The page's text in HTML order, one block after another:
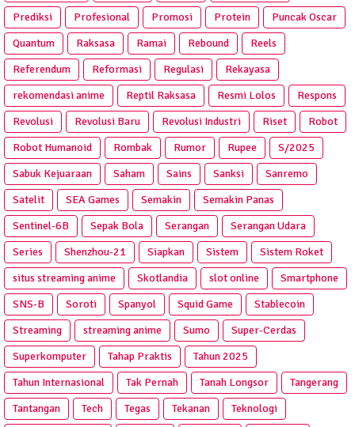
Prediksi
Profesional Promosi Protein
Puncak Oscar
Quantum
Raksasa Ramai Rebound
Reels
Referendum
Reformasi Regulasi
Rekayasa
rekomendasi anime
Reptil Raksasa Resmi Lolos
Respons
Revolusi
Revolusi Baru Revolusi Industri Riset
Robot
Robot Humanoid
Rombak Rumor Rupee
S/2025
Sabuk Kejuaraan
Saham Sains Sanksi
Sanremo
Satelit
SEA Games Semakin
Semakin Panas
Sentinel-6B
Sepak Bola Serangan
Serangan Udara
Series
Shenzhou-21 Siapkan Sistem
Sistem Roket
situs streaming anime
Skotlandia slot online
Smartphone
SNS-B
Soroti Spanyol Squid Game
Stablecoin
Streaming
streaming anime Sumo
Super-Cerdas
Superkomputer
Tahap Praktis
Tahun 2025
Tahun Internasional
Tak Pernah Tanah Longsor
Tangerang
Tantangan
Tech Tegas Tekanan
Teknologi